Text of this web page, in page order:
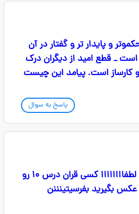
و پایدار تر و گفتار در آن
_ قطع امید از دیگران درک
کارساز است. پیامد این چیست
پاسخ به سوال
ناموسیییی بچه هاااا لطفاااااااا کسی قران درس ۱۰ رو
بگیرید بفرسیتینننن